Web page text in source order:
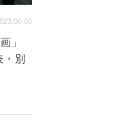
」
別